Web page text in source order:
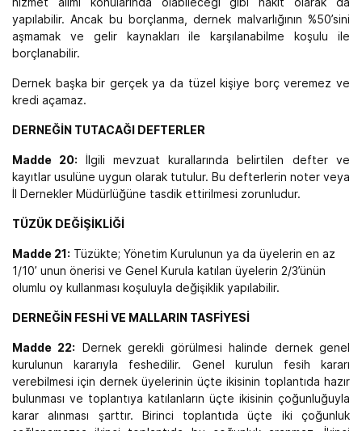
yapılabilir. Ancak bu borçlanma, dernek malvarlığının %50’sini
aşmamak ve gelir kaynakları ile karşılanabilme koşulu ile
borçlanabilir.
Dernek başka bir gerçek ya da tüzel kişiye borç veremez ve
kredi açamaz.
DERNEĞİN TUTACAĞI DEFTERLER
Madde 20: İlgili mevzuat kurallarında belirtilen defter ve
kayıtlar usulüne uygun olarak tutulur. Bu defterlerin noter veya
İl Dernekler Müdürlüğüne tasdik ettirilmesi zorunludur.
TÜZÜK DEĞİŞİKLİĞİ
Madde 21: Tüzükte; Yönetim Kurulunun ya da üyelerin en az
1/10’ unun önerisi ve Genel Kurula katılan üyelerin 2/3’ünün
olumlu oy kullanması koşuluyla değişiklik yapılabilir.
DERNEĞİN FESHİ VE MALLARIN TASFİYESİ
Madde 22: Dernek gerekli görülmesi halinde dernek genel
kurulunun kararıyla feshedilir. Genel kurulun fesih kararı
verebilmesi için dernek üyelerinin üçte ikisinin toplantıda hazır
bulunması ve toplantıya katılanların üçte ikisinin çoğunluğuyla
karar alınması şarttır. Birinci toplantıda üçte iki çoğunluk